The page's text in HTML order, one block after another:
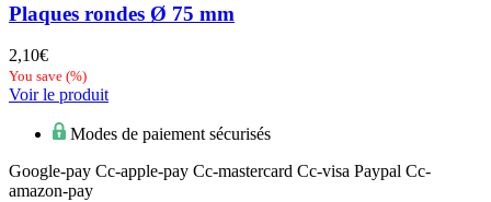
Plaques rondes Ø 75 mm
2,10€
You save (%)
Voir le produit
Modes de paiement sécurisés
Google-pay Cc-apple-pay Cc-mastercard Cc-visa Paypal Cc-
amazon-pay